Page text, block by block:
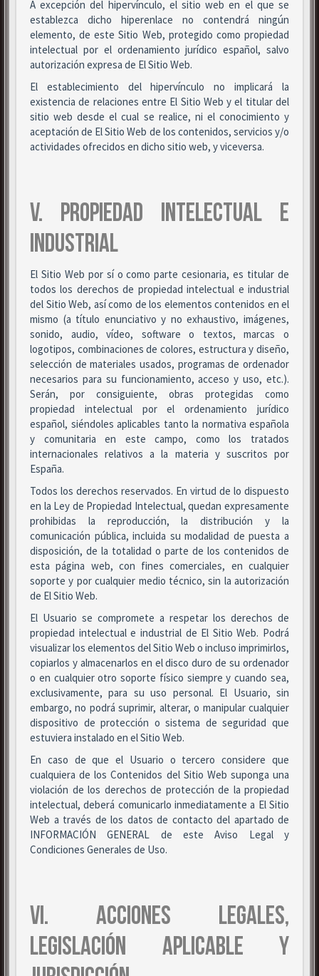
A excepción del hipervínculo, el sitio web en el que se
establezca dicho hiperenlace no contendrá ningún
elemento, de este Sitio Web, protegido como propiedad
intelectual por el ordenamiento jurídico español, salvo
autorización expresa de El Sitio Web.
El establecimiento del hipervínculo no implicará la
existencia de relaciones entre El Sitio Web y el titular del
sitio web desde el cual se realice, ni el conocimiento y
aceptación de El Sitio Web de los contenidos, servicios y/o
actividades ofrecidos en dicho sitio web, y viceversa.
V. PROPIEDAD INTELECTUAL E
INDUSTRIAL
El Sitio Web por sí o como parte cesionaria, es titular de
todos los derechos de propiedad intelectual e industrial
del Sitio Web, así como de los elementos contenidos en el
mismo (a título enunciativo y no exhaustivo, imágenes,
sonido, audio, vídeo, software o textos, marcas o
logotipos, combinaciones de colores, estructura y diseño,
selección de materiales usados, programas de ordenador
necesarios para su funcionamiento, acceso y uso, etc.).
Serán, por consiguiente, obras protegidas como
propiedad intelectual por el ordenamiento jurídico
español, siéndoles aplicables tanto la normativa española
y comunitaria en este campo, como los tratados
internacionales relativos a la materia y suscritos por
España.
Todos los derechos reservados. En virtud de lo dispuesto
en la Ley de Propiedad Intelectual, quedan expresamente
prohibidas la reproducción, la distribución y la
comunicación pública, incluida su modalidad de puesta a
disposición, de la totalidad o parte de los contenidos de
esta página web, con fines comerciales, en cualquier
soporte y por cualquier medio técnico, sin la autorización
de El Sitio Web.
El Usuario se compromete a respetar los derechos de
propiedad intelectual e industrial de El Sitio Web. Podrá
visualizar los elementos del Sitio Web o incluso imprimirlos,
copiarlos y almacenarlos en el disco duro de su ordenador
o en cualquier otro soporte físico siempre y cuando sea,
exclusivamente, para su uso personal. El Usuario, sin
embargo, no podrá suprimir, alterar, o manipular cualquier
dispositivo de protección o sistema de seguridad que
estuviera instalado en el Sitio Web.
En caso de que el Usuario o tercero considere que
cualquiera de los Contenidos del Sitio Web suponga una
violación de los derechos de protección de la propiedad
intelectual, deberá comunicarlo inmediatamente a El Sitio
Web a través de los datos de contacto del apartado de
INFORMACIÓN GENERAL de este Aviso Legal y
Condiciones Generales de Uso.
VI. ACCIONES LEGALES,
LEGISLACIÓN APLICABLE Y